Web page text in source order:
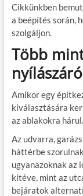
Cikkünkben
a beépítés során,
szolgáljon.
Több
Amikor egy
kiválasztására
az ablakokra hárul.
Az udvarra,
háttérbe
ugyanazoknak az
kitéve, mint az
bejáratok